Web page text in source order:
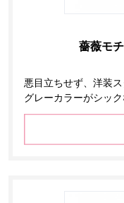
薔薇モ
悪目立ちせず、洋装
グレーカラーがシック